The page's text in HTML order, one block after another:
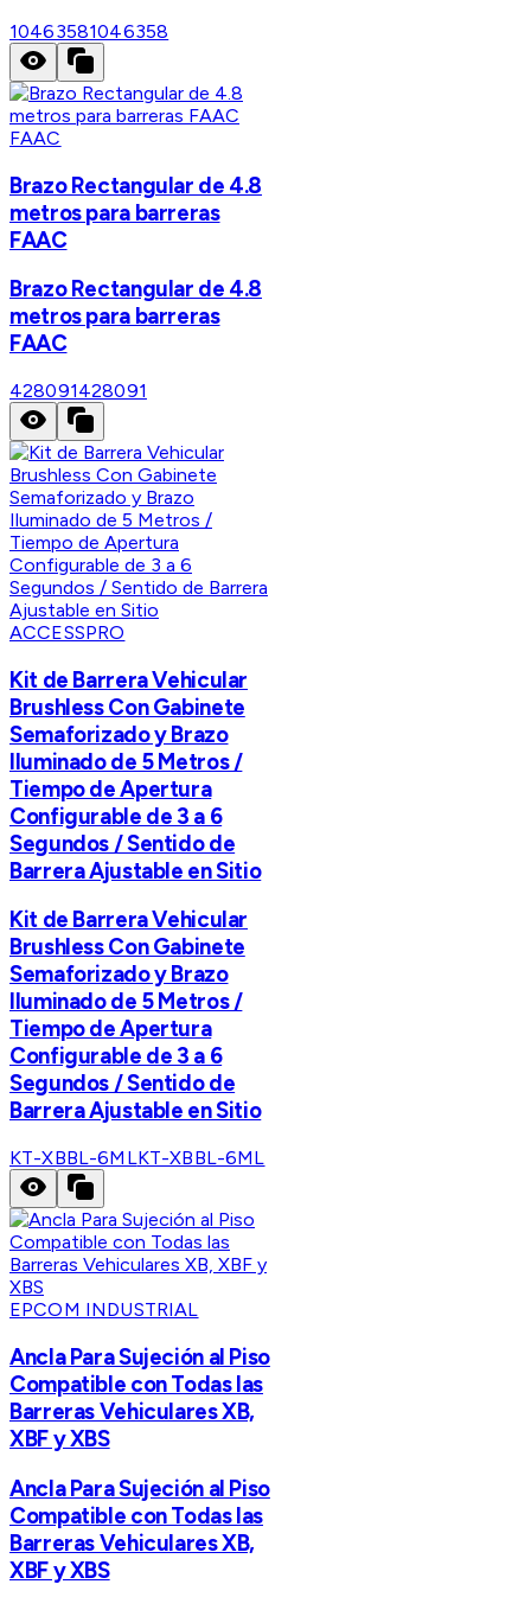
10463581046358
FAAC
Brazo Rectangular de 4.8
metros para barreras
FAAC
Brazo Rectangular de 4.8
metros para barreras
FAAC
428091428091
ACCESSPRO
Kit de Barrera Vehicular
Brushless Con Gabinete
Semaforizado y Brazo
Iluminado de 5 Metros /
Tiempo de Apertura
Configurable de 3 a 6
Segundos / Sentido de
Barrera Ajustable en Sitio
Kit de Barrera Vehicular
Brushless Con Gabinete
Semaforizado y Brazo
Iluminado de 5 Metros /
Tiempo de Apertura
Configurable de 3 a 6
Segundos / Sentido de
Barrera Ajustable en Sitio
KT-XBBL-6MLKT-XBBL-6ML
EPCOM INDUSTRIAL
Ancla Para Sujeción al Piso
Compatible con Todas las
Barreras Vehiculares XB,
XBF y XBS
Ancla Para Sujeción al Piso
Compatible con Todas las
Barreras Vehiculares XB,
XBF y XBS